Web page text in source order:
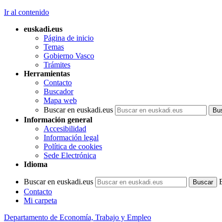
Ir al contenido
euskadi.eus
Página de inicio
Temas
Gobierno Vasco
Trámites
Herramientas
Contacto
Buscador
Mapa web
Buscar en euskadi.eus
Información general
Accesibilidad
Información legal
Política de cookies
Sede Electrónica
Idioma
Buscar en euskadi.eus
Contacto
Mi carpeta
Departamento de Economía, Trabajo y Empleo